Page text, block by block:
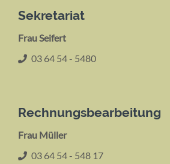
Sekretariat
Frau Seifert
03 64 54 - 5480
Rechnungsbearbeitung
Frau Müller
03 64 54 - 548 17